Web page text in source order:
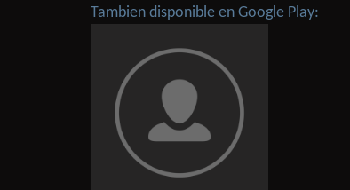
Tambien disponible en Google Play: